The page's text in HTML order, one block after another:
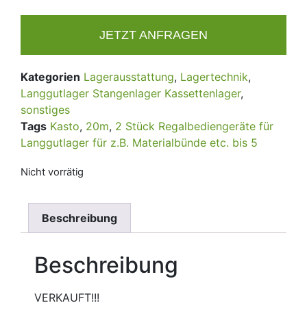
JETZT ANFRAGEN
Kategorien Lagerausstattung, Lagertechnik,
Langgutlager Stangenlager Kassettenlager,
sonstiges
Tags Kasto, 20m, 2 Stück Regalbediengeräte für
Langgutlager für z.B. Materialbünde etc. bis 5
Nicht vorrätig
Beschreibung
Beschreibung
VERKAUFT!!!